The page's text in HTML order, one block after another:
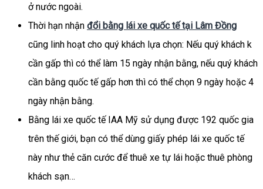
ở nước ngoài.
Thời hạn nhận đổi bằng lái xe quốc tế tại Lâm Đồng
cũng linh hoạt cho quý khách lựa chọn: Nếu quý khách k
cần gấp thì có thể làm 15 ngày nhận bằng, nếu quý khách
cần bằng quốc tế gấp hơn thì có thể chọn 9 ngày hoặc 4
ngày nhận bằng.
Bằng lái xe quốc tế IAA Mỹ sử dụng được 192 quốc gia
trên thế giới, bạn có thể dùng giấy phép lái xe quốc tế
này như thẻ căn cước để thuê xe tự lái hoặc thuê phòng
khách sạn…